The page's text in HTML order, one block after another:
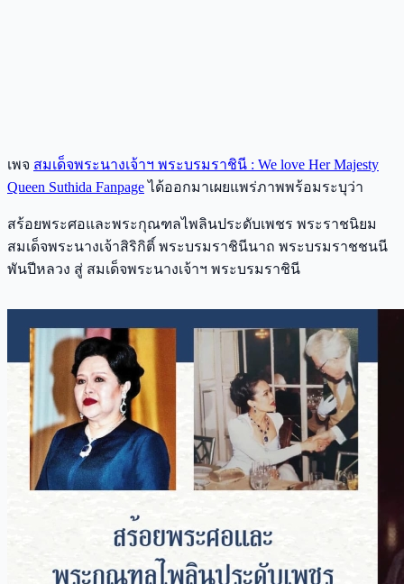
เพจ สมเด็จพระนางเจ้าฯ พระบรมราชินี : We love Her Majesty
Queen Suthida Fanpageได้ออกมาเผยแพร่ภาพพร้อมระบุว่า
สร้อยพระศอและพระกุณฑลไพลินประดับเพชร พระราชนิยม
สมเด็จพระนางเจ้าสิริกิติ์ พระบรมราชินีนาถ พระบรมราชชนนี
พันปีหลวง สู่ สมเด็จพระนางเจ้าฯ พระบรมราชินี